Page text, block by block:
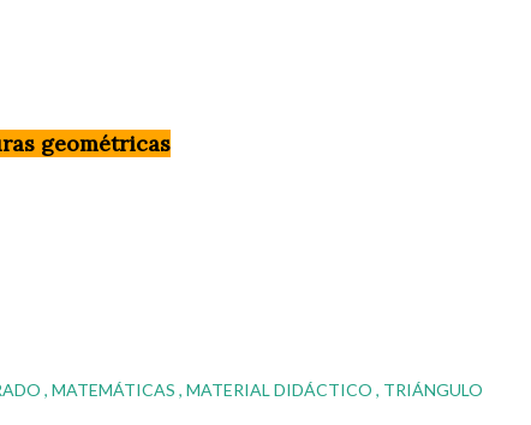
geométricas
MATEMÁTICAS MATERIAL DIDÁCTICO TRIÁNGULO